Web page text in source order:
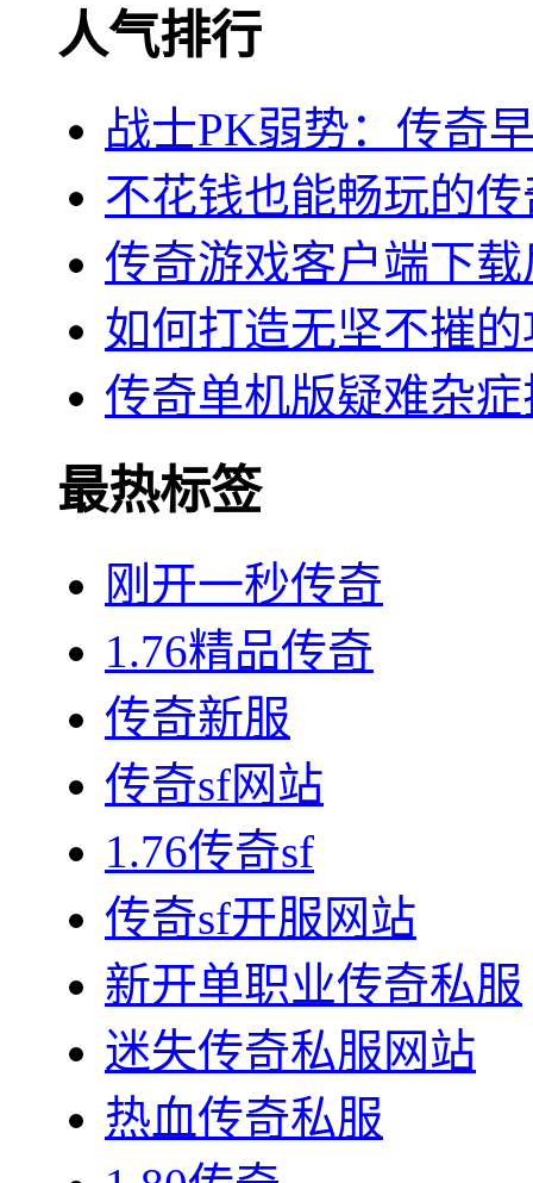
人气排行
战士PK弱势：传奇
不花钱也能畅玩的
传奇游戏客户端下
如何打造无坚不摧
传奇单机版疑难杂
最热标签
刚开一秒传奇
1.76精品传奇
传奇新服
传奇sf网站
1.76传奇sf
传奇sf开服网站
新开单职业传奇私服
迷失传奇私服网站
热血传奇私服